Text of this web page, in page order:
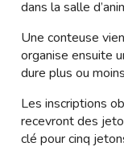
dans la salle
Une conteuse
organise ensuite
dure plus ou
Les inscriptions
recevront des
clé pour cinq